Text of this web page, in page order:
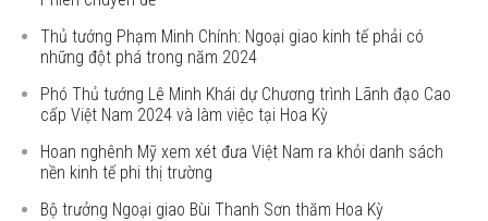
Thủ tướng Phạm Minh Chính: Ngoại giao kinh tế phải có
những đột phá trong năm 2024
Phó Thủ tướng Lê Minh Khái dự Chương trình Lãnh đạo Cao
cấp Việt Nam 2024 và làm việc tại Hoa Kỳ
Hoan nghênh Mỹ xem xét đưa Việt Nam ra khỏi danh sách
nền kinh tế phi thị trường
Bộ trưởng Ngoại giao Bùi Thanh Sơn thăm Hoa Kỳ